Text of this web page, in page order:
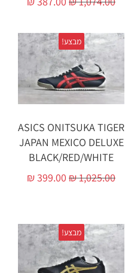
מבצע!
ASICS ONITSUKA TIGER
JAPAN MEXICO DELUXE
BLACK/RED/WHITE
₪1,025.00
₪399.00
מבצע!